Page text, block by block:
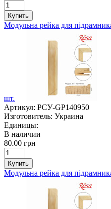
Купить
Модульна рейка для
шт.
Артикул: РСУ-GP140950
Изготовитель: Украина
Единицы:
В наличии
80.00 грн
Купить
Модульна рейка для